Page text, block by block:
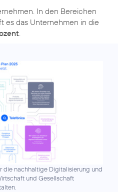
In den Bereichen
es das Unternehmen in die
die nachhaltige Digitalisierung und
und Gesellschaft